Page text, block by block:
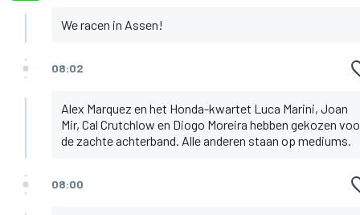
We racen in Assen!
08:02
Alex Marquez en het Honda-kwartet Luca Marini, Joan
Mir, Cal Crutchlow en Diogo Moreira hebben gekozen
de zachte achterband. Alle anderen staan op mediums.
08:00